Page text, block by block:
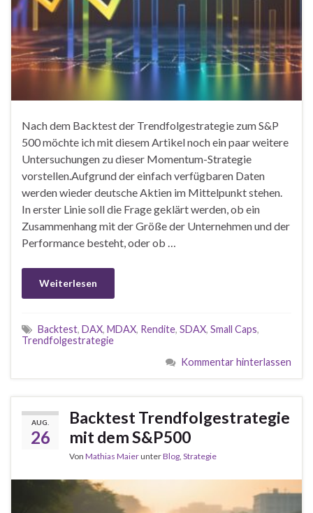
Nach dem Backtest der Trendfolgestrategie zum S&P
500 möchte ich mit diesem Artikel noch ein paar weitere
Untersuchungen zu dieser Momentum-Strategie
vorstellen.Aufgrund der einfach verfügbaren Daten
werden wieder deutsche Aktien im Mittelpunkt stehen.
In erster Linie soll die Frage geklärt werden, ob ein
Zusammenhang mit der Größe der Unternehmen und der
Performance besteht, oder ob …
Weiterlesen
Backtest, DAX, MDAX, Rendite, SDAX, Small Caps,
Trendfolgestrategie
Kommentar hinterlassen
AUG.
26
Backtest Trendfolgestrategie
mit dem S&P500
Von Mathias MaierunterBlog Strategie